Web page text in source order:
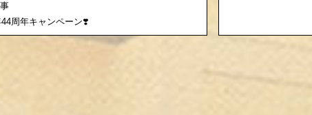
周年キャンペーン❣️